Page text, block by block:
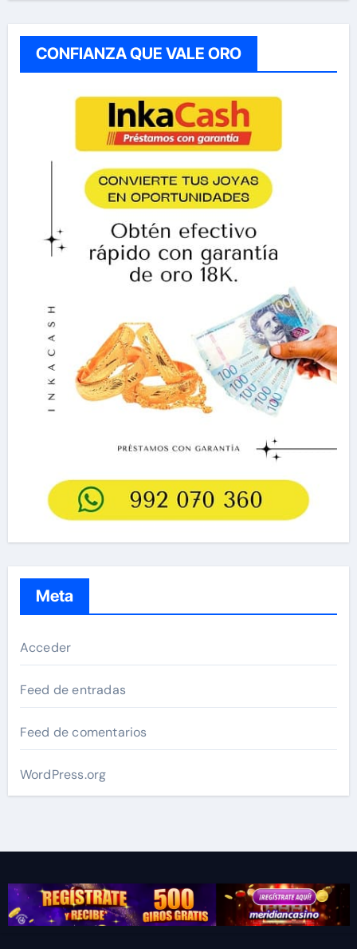
CONFIANZA QUE VALE ORO
Meta
Acceder
Feed de entradas
Feed de comentarios
WordPress.org